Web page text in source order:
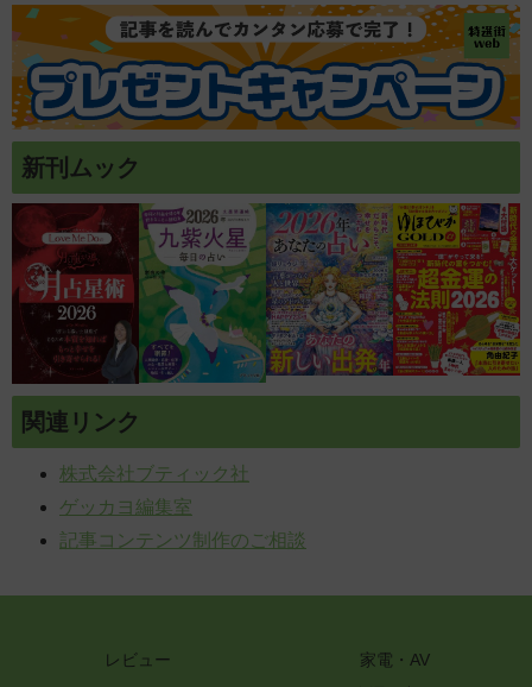
新刊ムック
関連リンク
株式会社ブティック社
ゲッカヨ編集室
記事コンテンツ制作のご相談
レビュー
家電・AV